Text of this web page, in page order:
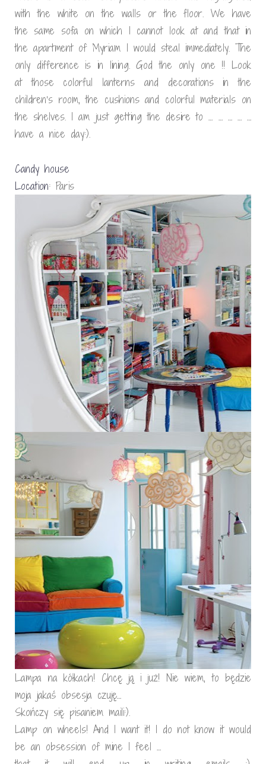
with the white on the walls or the floor. We have
the same sofa on which I cannot look at and that in
the apartment of Myriam I would steal immediately. The
only difference is in lining. God the only one !! Look
at those colorful lanterns and decorations in the
children’s room, the cushions and colorful materials on
the shelves. I am just getting the desire to … … … … …
have a nice day:).
Candy house
Location: Paris
Lampa na kółkach! Chcę ją i już! Nie wiem, to będzie
moja jakaś obsesja czuję…
Skończy się pisaniem maili:).
Lamp on wheels! And I want it! I do not know it would
be an obsession of mine I feel …